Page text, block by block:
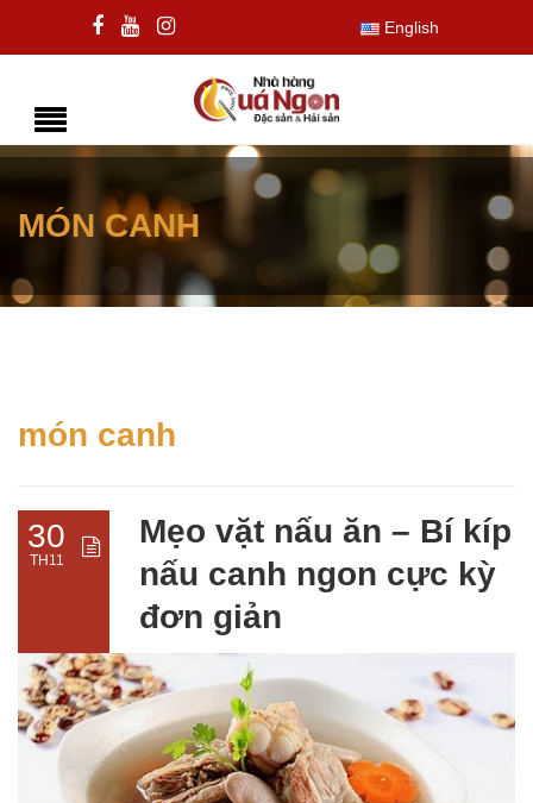
English
MÓN CANH
món canh
30
TH11
Mẹo vặt nấu ăn – Bí kíp
nấu canh ngon cực kỳ
đơn giản